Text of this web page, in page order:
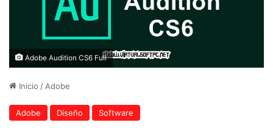
Adobe Audition CS6 Full
Inicio / Adobe
Adobe Diseño Software